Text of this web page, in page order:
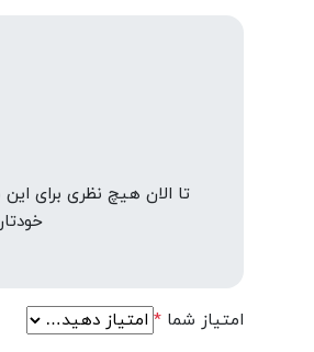
تا الان هیچ نظری برای
امتیاز شما*